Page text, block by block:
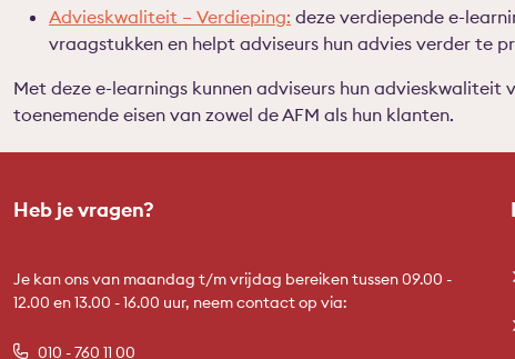
Advieskwaliteit – Verdieping: deze verdiepende e-
vraagstukken en helpt adviseurs hun advies verder te
Met deze e-learnings kunnen adviseurs hun advieskwaliteit
toenemende eisen van zowel de AFM als hun klanten.
Heb je vragen?
Je kan ons van maandag t/m vrijdag bereiken tussen 09.00 -
12.00 en 13.00 - 16.00 uur, neem contact op via:
010 - 760 11 00